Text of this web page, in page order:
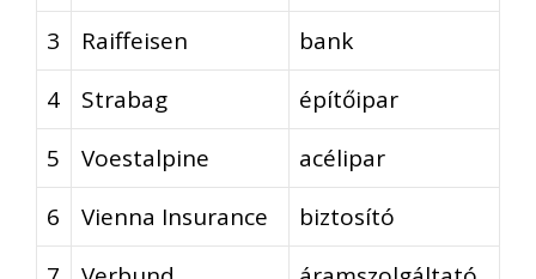
3
Raiffeisen
bank
4
Strabag
építőipar
5
Voestalpine
acélipar
6
Vienna Insurance
biztosító